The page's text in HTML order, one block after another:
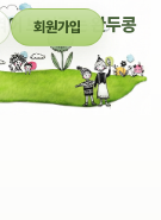
어 보여주는 완두콩
회원가입